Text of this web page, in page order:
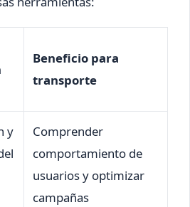
Beneficio para
transporte
y
Comprender
comportamiento de
usuarios y optimizar
campañas